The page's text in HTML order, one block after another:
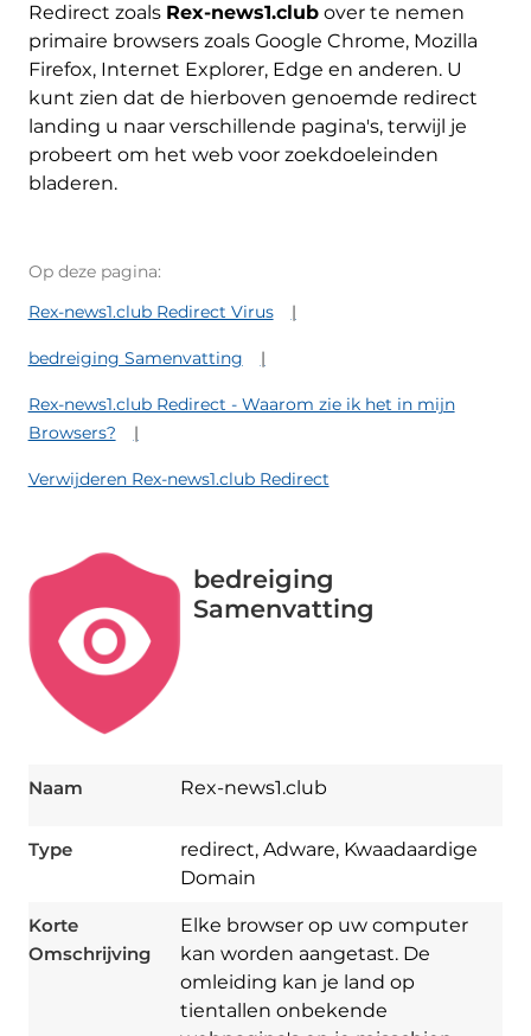
Redirect zoals Rex-news1.clubover te nemen
primaire browsers zoals Google Chrome, Mozilla
Firefox, Internet Explorer, Edge en anderen. U
kunt zien dat de hierboven genoemde redirect
landing u naar verschillende pagina's, terwijl je
probeert om het web voor zoekdoeleinden
bladeren.
Op deze pagina:
Rex-news1.club Redirect Virus
bedreiging Samenvatting
Rex-news1.club Redirect - Waarom zie ik het in mijn
Browsers?
Verwijderen Rex-news1.club Redirect
bedreiging
Samenvatting
Naam Rex-news1.club
Type
redirect, Adware, Kwaadaardige
Domain
Korte
Omschrijving
Elke browser op uw computer
kan worden aangetast. De
omleiding kan je land op
tientallen onbekende